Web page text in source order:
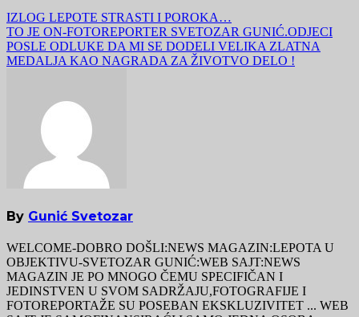
Navigacija
članaka
IZLOG LEPOTE STRASTI I POROKA…
TO JE ON-FOTOREPORTER SVETOZAR GUNIĆ.ODJECI
POSLE ODLUKE DA MI SE DODELI VELIKA ZLATNA
MEDALJA KAO NAGRADA ZA ŽIVOTVO DELO !
By Gunić Svetozar
WELCOME-DOBRO DOŠLI:NEWS MAGAZIN:LEPOTA U
OBJEKTIVU-SVETOZAR GUNIĆ:WEB SAJT:NEWS
MAGAZIN JE PO MNOGO ČEMU SPECIFIČAN I
JEDINSTVEN U SVOM SADRŽAJU,FOTOGRAFIJE I
FOTOREPORTAŽE SU POSEBAN EKSKLUZIVITET ... WEB